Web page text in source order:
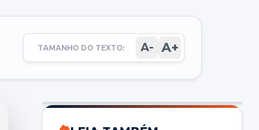
TAMANHO DO TEXTO: A- A+